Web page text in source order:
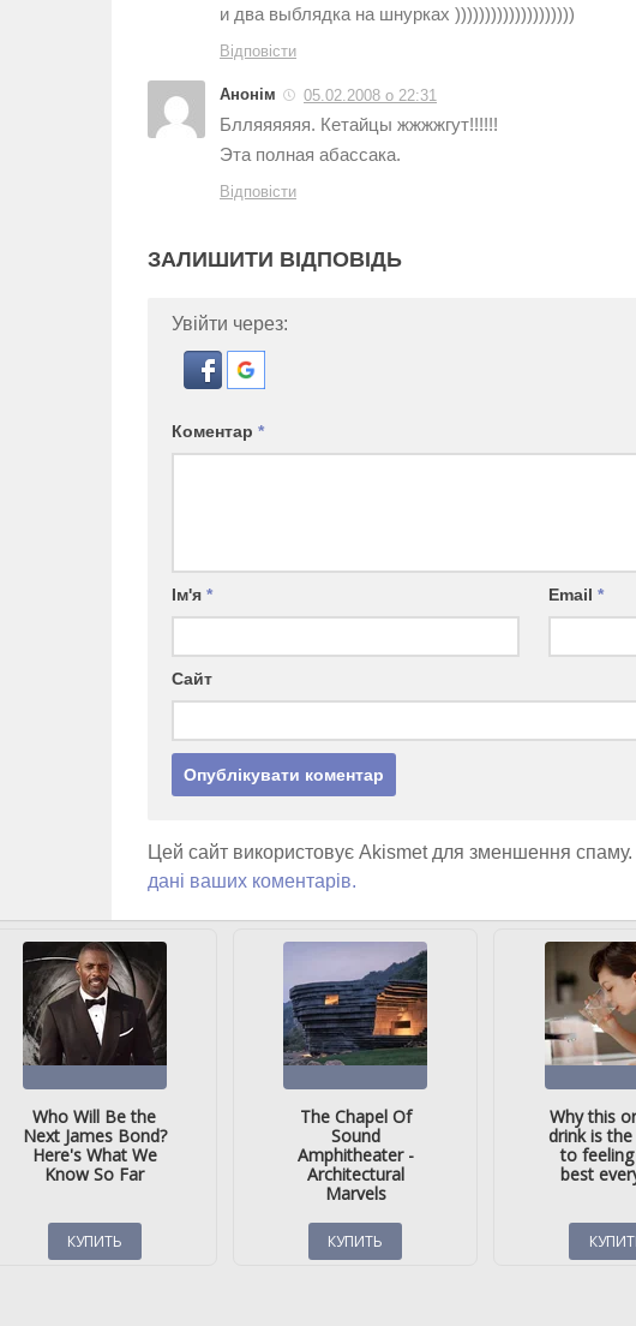
и два выблядка на шнурках ))))))))))))))))))))
Відповісти
Анонім 05.02.2008 о 22:31
Блляяяяяя. Кетайцы жжжжгут!!!!!!
Эта полная абассака.
Відповісти
ЗАЛИШИТИ ВІДПОВІДЬ
Увійти через:
Коментар *
Ім'я * Email*
Сайт
Цей сайт використовує Akismet для зменшення спаму.
дані ваших коментарів.